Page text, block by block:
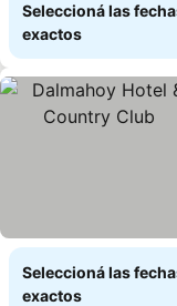
Seleccioná las
exactos
Seleccioná las
exactos